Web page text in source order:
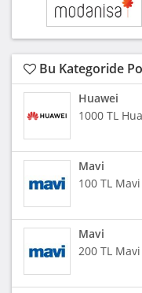
Bu Kategoride
Huawei
1000 TL
Mavi
100 TL
Mavi
200 TL